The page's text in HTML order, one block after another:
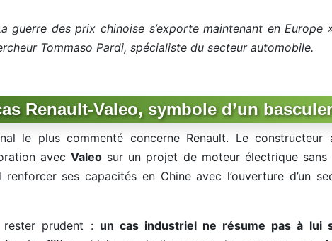
guerre des prix chinoise s’exporte maintenant en Europe
Tommaso Pardi, spécialiste du secteur automobile.
Renault-Valeo, symbole d’un
le plus commenté concerne Renault. Le
avecValeo sur un projet de moteur électrique sans
renforcer ses capacités en Chine avec l’ouverture d’un
prudent : un cas industriel ne résume pas à lui